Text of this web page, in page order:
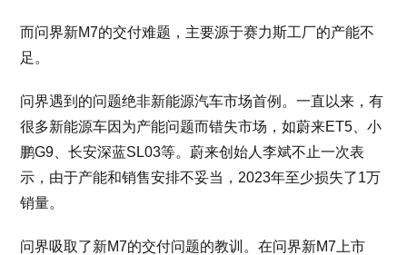
而问界新M7的交付难题，主要源于赛力斯工厂的产能不
足。
问界遇到的问题绝非新能源汽车市场首例。一直以来，有
很多新能源车因为产能问题而错失市场，如蔚来ET5、小
鹏G9、长安深蓝SL03等。蔚来创始人李斌不止一次表
示，由于产能和销售安排不妥当，2023年至少损失了1万
销量。
问界吸取了新M7的交付问题的教训。在问界新M7上市